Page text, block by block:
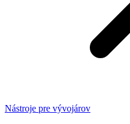
Nástroje pre vývojárov